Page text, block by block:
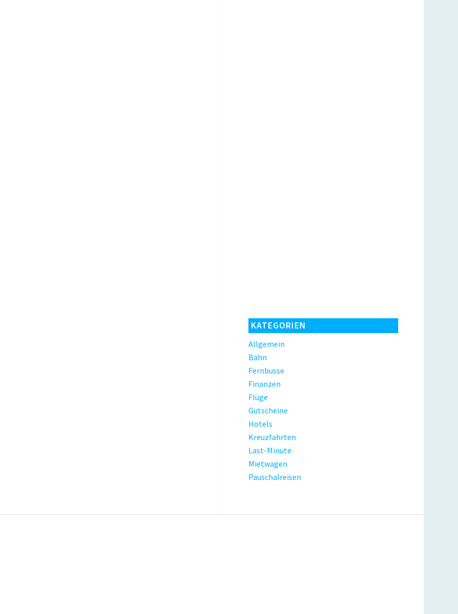
KATEGORIEN
Allgemein
Bahn
Fernbusse
Finanzen
Flüge
Gutscheine
Hotels
Kreuzfahrten
Last-Minute
Mietwagen
Pauschalreisen